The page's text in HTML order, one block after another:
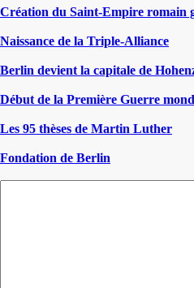
Création du Saint-Empire romain
Naissance de la Triple-Alliance
Berlin devient la capitale de
Début de la Première Guerre
Les 95 thèses de Martin Luther
Fondation de Berlin